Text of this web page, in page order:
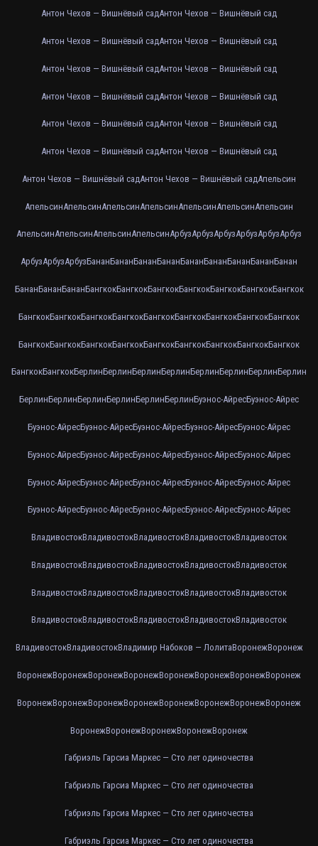
Антон Чехов — Вишнёвый садАнтон Чехов — Вишнёвый сад
Антон Чехов — Вишнёвый садАнтон Чехов — Вишнёвый сад
Антон Чехов — Вишнёвый садАнтон Чехов — Вишнёвый сад
Антон Чехов — Вишнёвый садАнтон Чехов — Вишнёвый сад
Антон Чехов — Вишнёвый садАнтон Чехов — Вишнёвый сад
Антон Чехов — Вишнёвый садАнтон Чехов — Вишнёвый сад
Антон Чехов — Вишнёвый садАнтон Чехов — Вишнёвый садАпельсин
АпельсинАпельсинАпельсинАпельсинАпельсинАпельсинАпельсин
АпельсинАпельсинАпельсинАпельсинАрбузАрбузАрбузАрбузАрбузАрбуз
АрбузАрбузАрбузБананБананБананБананБананБананБананБананБанан
БананБананБананБангкокБангкокБангкокБангкокБангкокБангкокБангкок
БангкокБангкокБангкокБангкокБангкокБангкокБангкокБангкокБангкок
БангкокБангкокБангкокБангкокБангкокБангкокБангкокБангкокБангкок
БангкокБангкокБерлинБерлинБерлинБерлинБерлинБерлинБерлинБерлин
БерлинБерлинБерлинБерлинБерлинБерлинБуэнос-АйресБуэнос-Айрес
Буэнос-АйресБуэнос-АйресБуэнос-АйресБуэнос-АйресБуэнос-Айрес
Буэнос-АйресБуэнос-АйресБуэнос-АйресБуэнос-АйресБуэнос-Айрес
Буэнос-АйресБуэнос-АйресБуэнос-АйресБуэнос-АйресБуэнос-Айрес
Буэнос-АйресБуэнос-АйресБуэнос-АйресБуэнос-АйресБуэнос-Айрес
ВладивостокВладивостокВладивостокВладивостокВладивосток
ВладивостокВладивостокВладивостокВладивостокВладивосток
ВладивостокВладивостокВладивостокВладивостокВладивосток
ВладивостокВладивостокВладивостокВладивостокВладивосток
ВладивостокВладивостокВладимир Набоков — ЛолитаВоронежВоронеж
ВоронежВоронежВоронежВоронежВоронежВоронежВоронежВоронеж
ВоронежВоронежВоронежВоронежВоронежВоронежВоронежВоронеж
ВоронежВоронежВоронежВоронежВоронеж
Габриэль Гарсиа Маркес — Сто лет одиночества
Габриэль Гарсиа Маркес — Сто лет одиночества
Габриэль Гарсиа Маркес — Сто лет одиночества
Габриэль Гарсиа Маркес — Сто лет одиночества